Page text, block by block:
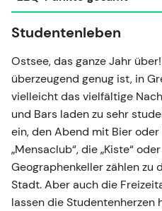
Studentenleben
Ostsee, das ganze Jahr
überzeugend genug ist, in
vielleicht das vielfältige
und Bars laden zu sehr
ein, den Abend mit Bier
„Mensaclub“, die „Kiste“
Geographenkeller zählen zu
Stadt. Aber auch die
lassen die Studentenherzen